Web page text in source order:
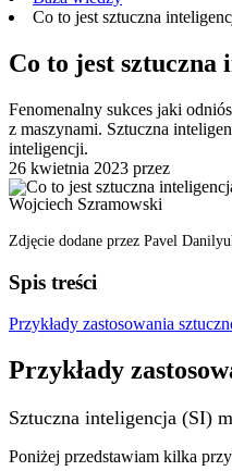
Co to jest sztuczna
Co to jest
Fenomenalny sukces jaki
z maszynami. Sztuczna
inteligencji.
26 kwietnia 2023 przez
Wojciech Szramowski
Zdjęcie dodane przez Pavel
Spis treści
Przykłady zastosowania
Przykłady
Sztuczna inteligencja (SI)
Poniżej przedstawiam kilka